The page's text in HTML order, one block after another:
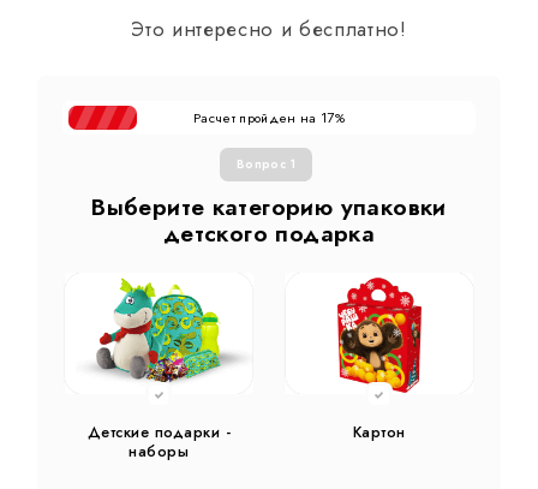
Это интересно и бесплатно!
Расчет пройден на 17%
Вопрос 1
Выберите категорию упаковки
детского подарка
Детские подарки -
наборы
Картон